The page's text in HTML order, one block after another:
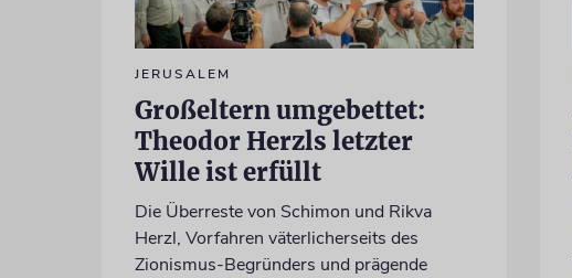
JERUSALEM
Großeltern umgebettet:
Theodor Herzls letzter
Wille ist erfüllt
Die Überreste von Schimon und Rikva
Herzl, Vorfahren väterlicherseits des
Zionismus-Begründers und prägende